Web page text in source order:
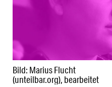
Bild: Marius Flucht
(unteilbar.org), bearbeitet